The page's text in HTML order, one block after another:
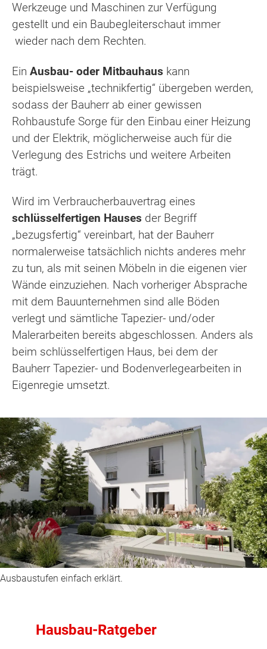
Werkzeuge und Maschinen zur Verfügung
gestellt und ein Baubegleiterschaut immer
wieder nach dem Rechten.
Ein Ausbau- oder Mitbauhaus kann
beispielsweise „technikfertig“ übergeben werden,
sodass der Bauherr ab einer gewissen
Rohbaustufe Sorge für den Einbau einer Heizung
und der Elektrik, möglicherweise auch für die
Verlegung des Estrichs und weitere Arbeiten
trägt.
Wird im Verbraucherbauvertrag eines
schlüsselfertigen Hauses der Begriff
„bezugsfertig“ vereinbart, hat der Bauherr
normalerweise tatsächlich nichts anderes mehr
zu tun, als mit seinen Möbeln in die eigenen vier
Wände einzuziehen. Nach vorheriger Absprache
mit dem Bauunternehmen sind alle Böden
verlegt und sämtliche Tapezier- und/oder
Malerarbeiten bereits abgeschlossen. Anders als
beim schlüsselfertigen Haus, bei dem der
Bauherr Tapezier- und Bodenverlegearbeiten in
Eigenregie umsetzt.
Ausbaustufen einfach erklärt.
Hausbau-Ratgeber